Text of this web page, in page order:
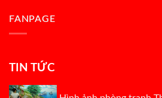
FANPAGE
TIN TỨC